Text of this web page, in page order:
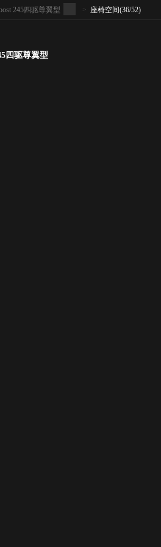
245四驱尊翼型 > 座椅空间(36/52)
四驱尊翼型